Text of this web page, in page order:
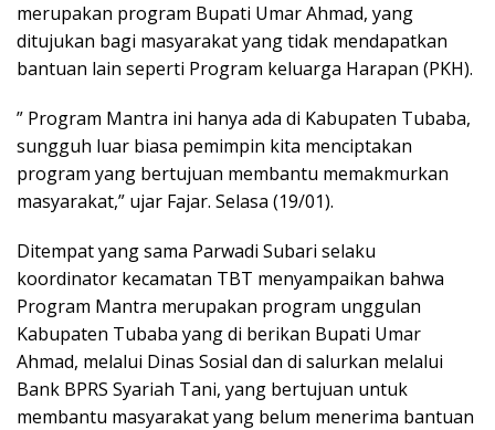
merupakan program Bupati Umar Ahmad, yang
ditujukan bagi masyarakat yang tidak mendapatkan
bantuan lain seperti Program keluarga Harapan (PKH).
” Program Mantra ini hanya ada di Kabupaten Tubaba,
sungguh luar biasa pemimpin kita menciptakan
program yang bertujuan membantu memakmurkan
masyarakat,” ujar Fajar. Selasa (19/01).
Ditempat yang sama Parwadi Subari selaku
koordinator kecamatan TBT menyampaikan bahwa
Program Mantra merupakan program unggulan
Kabupaten Tubaba yang di berikan Bupati Umar
Ahmad, melalui Dinas Sosial dan di salurkan melalui
Bank BPRS Syariah Tani, yang bertujuan untuk
membantu masyarakat yang belum menerima bantuan